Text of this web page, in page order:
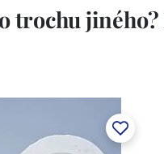
zařízení. Závod je
a vtavnou
technik.
trochu